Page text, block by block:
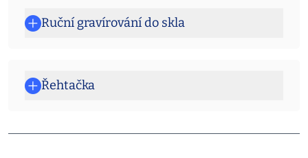
Ruční gravírování do skla
Řehtačka